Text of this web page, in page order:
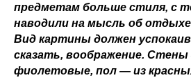
предметам больше стиля, с
наводили на мысль об
Вид картины должен
сказать, воображение.
фиолетовые, пол — из